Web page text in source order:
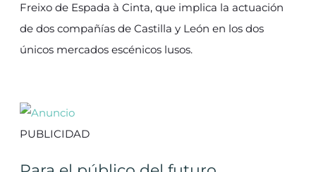
Freixo de Espada à Cinta, que implica la actuación
de dos compañías de Castilla y León en los dos
únicos mercados escénicos lusos.
PUBLICIDAD